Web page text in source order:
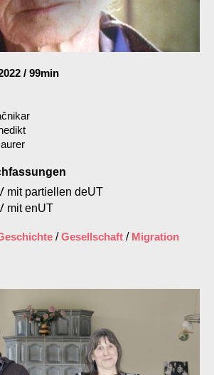
/ 99min
mit partiellen deUT
mit enUT
/Gesellschaft / Migration